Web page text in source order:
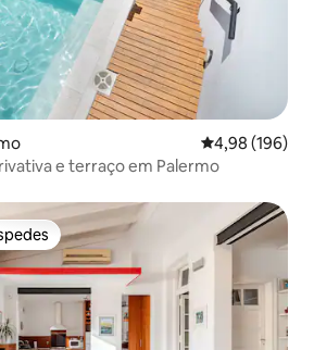
4,98 de uma
4,98 (196)
e terraço em Palermo
dos hóspedes